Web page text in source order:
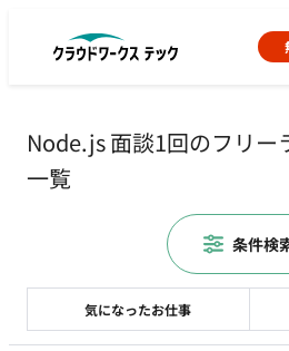
Node.js 面談1回のフリー
一覧
気になったお仕事
条件検